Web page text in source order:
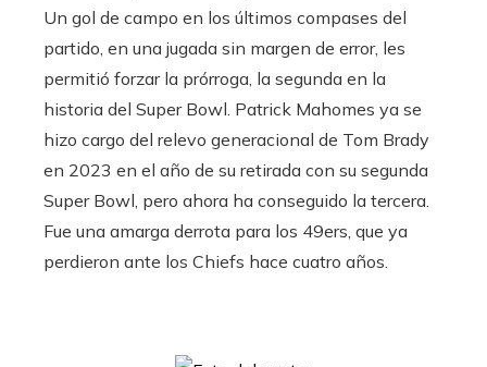
Un gol de campo en los últimos compases del
partido, en una jugada sin margen de error, les
permitió forzar la prórroga, la segunda en la
historia del Super Bowl. Patrick Mahomes ya se
hizo cargo del relevo generacional de Tom Brady
en 2023 en el año de su retirada con su segunda
Super Bowl, pero ahora ha conseguido la tercera.
Fue una amarga derrota para los 49ers, que ya
perdieron ante los Chiefs hace cuatro años.